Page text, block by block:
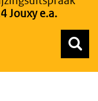
Jouxy e.a.